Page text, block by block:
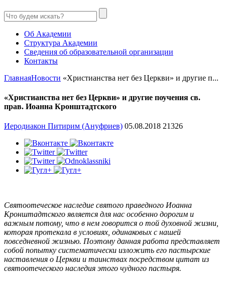
Об Академии
Структура Академии
Сведения об образовательной организации
Контакты
ГлавнаяНовости «Христианства нет без Церкви» и другие п...
«Христианства нет без Церкви» и другие поучения св.
прав. Иоанна Кронштадтского
Иеродиакон Питирим (Ануфриев) 05.08.2018 21326
Святоотеческое наследие святого праведного Иоанна
Кронштадтского является для нас особенно дорогим и
важным потому, что в нем говорится о той духовной жизни,
которая протекала в условиях, одинаковых с нашей
повседневной жизнью. Поэтому данная работа представляет
собой попытку систематически изложить его пастырские
наставления о Церкви и таинствах посредством цитат из
святоотеческого наследия этого чудного пастыря.